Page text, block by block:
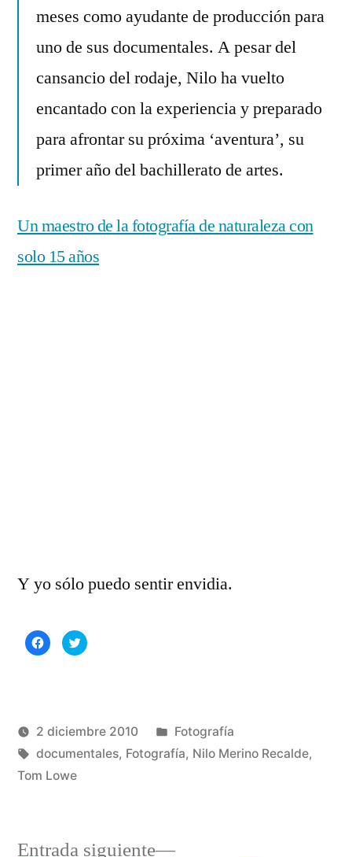
meses como ayudante de producción para
uno de sus documentales. A pesar del
cansancio del rodaje, Nilo ha vuelto
encantado con la experiencia y preparado
para afrontar su próxima ‘aventura’, su
primer año del bachillerato de artes.
Un maestro de la fotografía de naturaleza con
solo 15 años
Y yo sólo puedo sentir envidia.
Haz
clic
una
ventana
Haz
clic
una
ventana
Publicado
por
Manuel
Rivas
2 diciembre 2010
Publicado
en
Fotografía
Etiquetas:
documentales, Fotografía, Nilo Merino Recalde,
Tom Lowe
Entrada siguiente
Entrada